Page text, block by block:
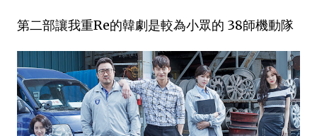
第二部讓我重Re的韓劇是較為小眾的 38師機動隊